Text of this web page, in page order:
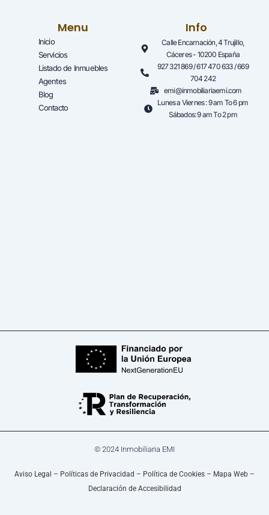
Menu
Inicio
Servicios
Listado de Inmuebles
Agentes
Blog
Contacto
Info
Calle Encarnación, 4 Trujillo,
Cáceres - 10200 España
927 321 869 / 617 470 633 / 669
704 242
emi@inmobiliariaemi.com
Lunes a Viernes : 9 am To 6 pm
Sábados: 9 am To 2 pm
© 2024 Inmobiliaria EMI
Aviso Legal – Políticas de Privacidad – Política de Cookies – Mapa Web –
Declaración de Accesibilidad